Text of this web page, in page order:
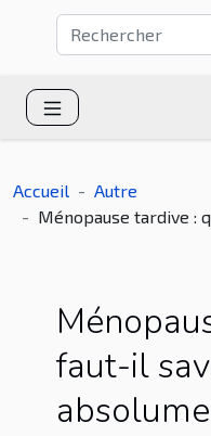
Accueil
Autre
Ménopause tardive :
faut-il